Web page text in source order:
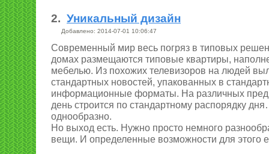
2. Уникальный дизайн
Добавлено: 2014-07-01 10:06:47
Современный мир весь погряз в типовых
домах размещаются типовые квартиры,
мебелью. Из похожих телевизоров на людей
стандартных новостей, упакованных в
информационные форматы. На различных
день строится по стандартному распорядку
однообразно.
Но выход есть. Нужно просто немного
вещи. И определенные возможности для этого